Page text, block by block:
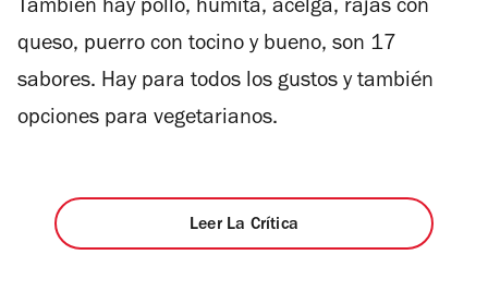
También hay pollo, humita, acelga, rajas con
queso, puerro con tocino y bueno, son 17
sabores. Hay para todos los gustos y también
opciones para vegetarianos.
Leer La Crítica